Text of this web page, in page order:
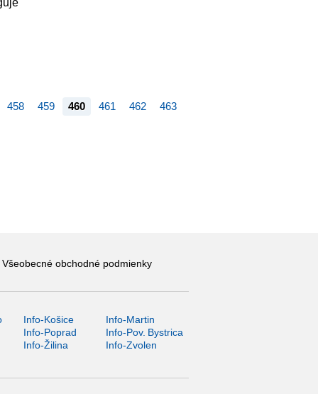
458 459 460 461 462 463
Všeobecné obchodné podmienky
Info-Košice
Info-Martin
Info-Poprad
Info-Pov. Bystrica
Info-Žilina Info-Zvolen